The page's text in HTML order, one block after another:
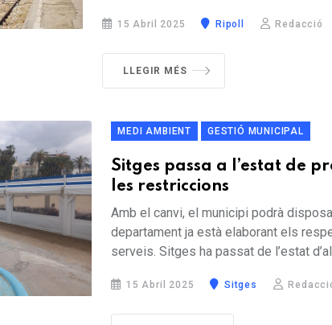
15 Abril 2025 Ripoll Redacció
LLEGIR MÉS
MEDI AMBIENT GESTIÓ MUNICIPAL
Sitges passa a l’estat de
les restriccions
Amb el canvi, el municipi podrà
departament ja està elaborant els
serveis. Sitges ha passat de l’estat
15 Abril 2025 Sitges